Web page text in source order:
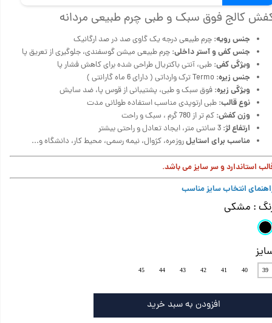
کالج فوق سبک و طبی چرم طبیعی مردانه
جنس رویه: چرم طبیعی درجه یک گاوی صد در صد ارگانیک
جنس کفی و آستر داخلی: چرم طبیعی میشن گوسفندی، جلوگیری از تعریق پا
ویژگی کفی: طبی، آنتی باکتریال طراحی شده برای کاهش فشار پا
جنس زیره:
ویژگی زیره: فوق سبک و طبی، پشتیبانی از قوس پا، ضد سایش
نوع قالب: طبی ارتوپدی مناسب استفاده طولانی مدت
وزن کفش: کم تر از 780 گرم ، سبک و راحت
ارتفاع لژ:
مناسب برای استایلروزمره، کژوال، نیمه رسمی، محیط کار، دانشگاه و...
استاندارد و سر سایز می باشد.
انتخاب سایز مناسب
: مشکی
39
40
41
42
43
44
45
افزودن به سبد خرید